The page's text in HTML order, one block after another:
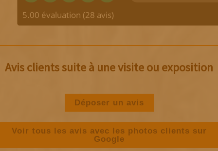
5.00 évaluation (28 avis)
Avis clients suite à une visite ou exposition
Déposer un avis
Voir tous les avis avec les photos clients sur
Google